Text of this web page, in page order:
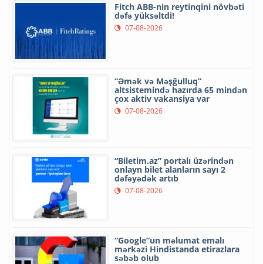
Fitch ABB-nin reytinqini növbəti
dəfə yüksəltdi!
07-08-2026
“Əmək və Məşğulluq”
altsistemində hazırda 65 mindən
çox aktiv vakansiya var
07-08-2026
“Biletim.az” portalı üzərindən
onlayn bilet alanların sayı 2
dəfəyədək artıb
07-08-2026
“Google”un məlumat emalı
mərkəzi Hindistanda etirazlara
səbəb olub